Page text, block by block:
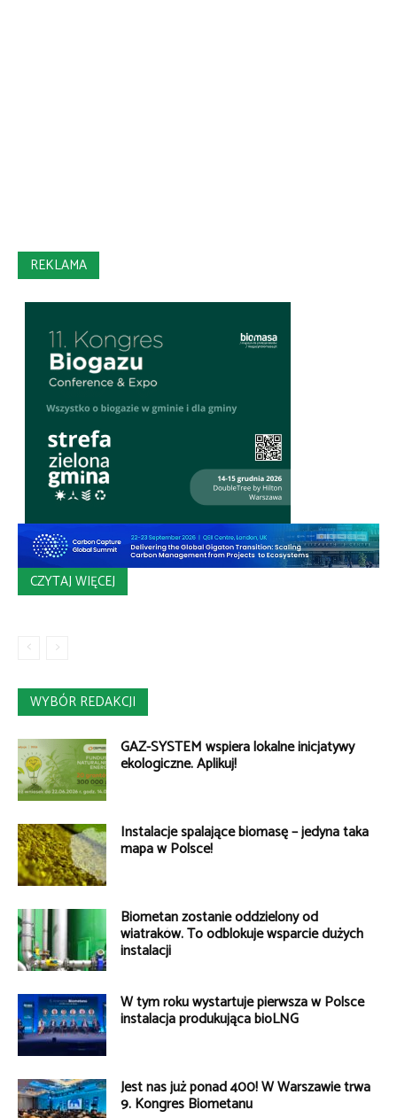
REKLAMA
CZYTAJ WIĘCEJ
WYBÓR REDAKCJI
GAZ-SYSTEM wspiera lokalne inicjatywy
ekologiczne. Aplikuj!
Instalacje spalające biomasę – jedyna taka
mapa w Polsce!
Biometan zostanie oddzielony od
wiatraków. To odblokuje wsparcie dużych
instalacji
W tym roku wystartuje pierwsza w Polsce
instalacja produkująca bioLNG
Jest nas już ponad 400! W Warszawie trwa
9. Kongres Biometanu